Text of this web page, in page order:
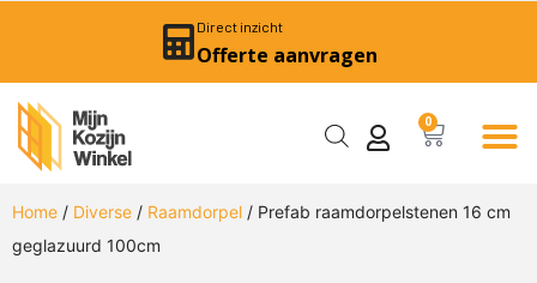
Direct inzicht
Offerte aanvragen
0
Home / Diverse / Raamdorpel / Prefab raamdorpelstenen 16 cm
geglazuurd 100cm